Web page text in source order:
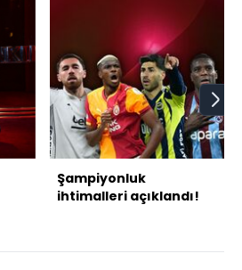
Şampiyonluk
ihtimalleri açıklandı!